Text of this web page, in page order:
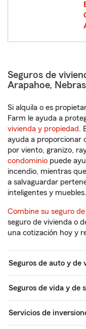
Seguros de
Arapahoe,
Si alquila o es
Farm le ayuda a
vivienda y propiedad.
ayuda a proporcionar
por viento, granizo,
condominio puede
incendio, mientras que
a salvaguardar
inteligentes y muebles.
Combine su seguro
seguro de vivienda o
una cotización hoy y
Seguros de auto y de
Seguros de vida y de
Servicios de